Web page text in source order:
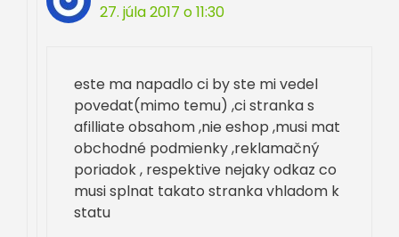
27. júla 2017 o 11:30
este ma napadlo ci by ste mi vedel
povedat(mimo temu) ,ci stranka s
afilliate obsahom ,nie eshop ,musi mat
obchodné podmienky ,reklamačný
poriadok , respektive nejaky odkaz co
musi splnat takato stranka vhladom k
statu